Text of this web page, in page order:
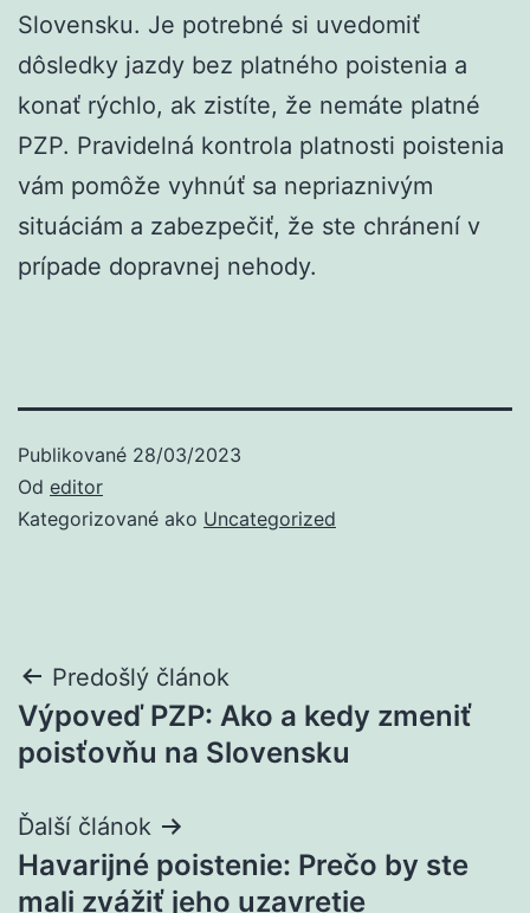
Slovensku. Je potrebné si uvedomiť
dôsledky jazdy bez platného poistenia a
konať rýchlo, ak zistíte, že nemáte platné
PZP. Pravidelná kontrola platnosti poistenia
vám pomôže vyhnúť sa nepriaznivým
situáciám a zabezpečiť, že ste chránení v
prípade dopravnej nehody.
Publikované 28/03/2023
Od editor
Kategorizované ako Uncategorized
Navigácia
v
Predošlý článok
Výpoveď PZP: Ako a kedy zmeniť
poisťovňu na Slovensku
Ďalší článok
Havarijné poistenie: Prečo by ste
mali zvážiť jeho uzavretie